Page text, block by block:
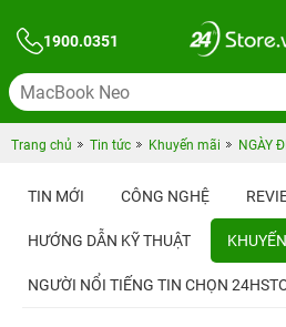
1900.0351
Trang chủ Tin tức Khuyến mãi NGÀY
TIN MỚI CÔNG NGHỆ
HƯỚNG DẪN KỸ THUẬT
NGƯỜI NỔI TIẾNG TIN CHỌN